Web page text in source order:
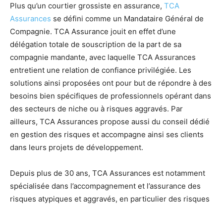
Plus qu’un courtier grossiste en assurance, TCA
Assurances se défini comme un Mandataire Général de
Compagnie. TCA Assurance jouit en effet d’une
délégation totale de souscription de la part de sa
compagnie mandante, avec laquelle TCA Assurances
entretient une relation de confiance privilégiée. Les
solutions ainsi proposées ont pour but de répondre à des
besoins bien spécifiques de professionnels opérant dans
des secteurs de niche ou à risques aggravés. Par
ailleurs, TCA Assurances propose aussi du conseil dédié
en gestion des risques et accompagne ainsi ses clients
dans leurs projets de développement.
Depuis plus de 30 ans, TCA Assurances est notamment
spécialisée dans l’accompagnement et l’assurance des
risques atypiques et aggravés, en particulier des risques